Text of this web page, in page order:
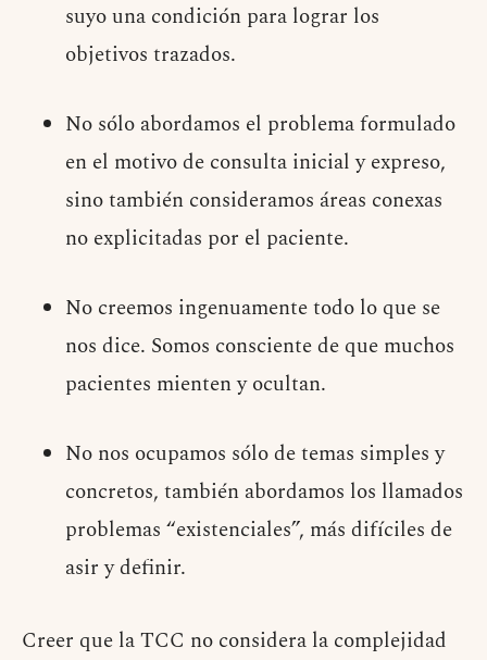
suyo una condición para lograr los
objetivos trazados.
No sólo abordamos el problema formulado
en el motivo de consulta inicial y expreso,
sino también consideramos áreas conexas
no explicitadas por el paciente.
No creemos ingenuamente todo lo que se
nos dice. Somos consciente de que muchos
pacientes mienten y ocultan.
No nos ocupamos sólo de temas simples y
concretos, también abordamos los llamados
problemas “existenciales”, más difíciles de
asir y definir.
Creer que la TCC no considera la complejidad